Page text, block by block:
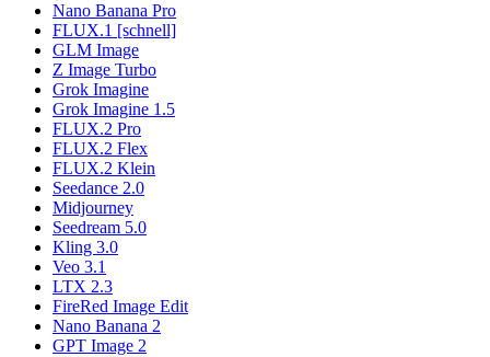
Nano Banana Pro
FLUX.1 [schnell]
GLM Image
Z Image Turbo
Grok Imagine
Grok Imagine 1.5
FLUX.2 Pro
FLUX.2 Flex
FLUX.2 Klein
Seedance 2.0
Midjourney
Seedream 5.0
Kling 3.0
Veo 3.1
LTX 2.3
FireRed Image Edit
Nano Banana 2
GPT Image 2